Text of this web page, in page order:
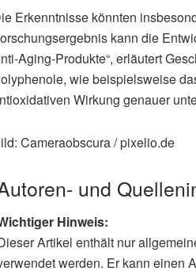
Erkenntnisse könnten
kann die
Aging-Produkte“, erläutert
wie beispielsweise
Wirkung genauer
Cameraobscura / pixelio.de
und
Hinweis:
Artikel enthält nur
werden. Er kann einen